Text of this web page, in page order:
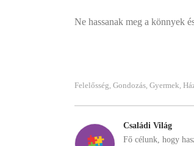
Ne hassanak meg a könnyek
Felelősség, Gondozás, Gyermek,
Családi Világ
Fő célunk, hogy